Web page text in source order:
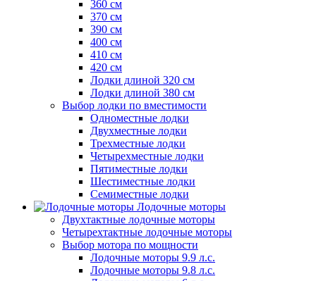
360 см
370 см
390 см
400 см
410 см
420 см
Лодки длиной 320 см
Лодки длиной 380 см
Выбор лодки по вместимости
Одноместные лодки
Двухместные лодки
Трехместные лодки
Четырехместные лодки
Пятиместные лодки
Шестиместные лодки
Семиместные лодки
Лодочные моторы
Двухтактные лодочные моторы
Четырехтактные лодочные моторы
Выбор мотора по мощности
Лодочные моторы 9.9 л.с.
Лодочные моторы 9.8 л.с.